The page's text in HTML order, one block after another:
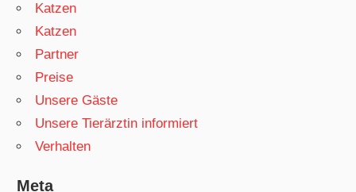
Katzen
Katzen
Partner
Preise
Unsere Gäste
Unsere Tierärztin informiert
Verhalten
Meta